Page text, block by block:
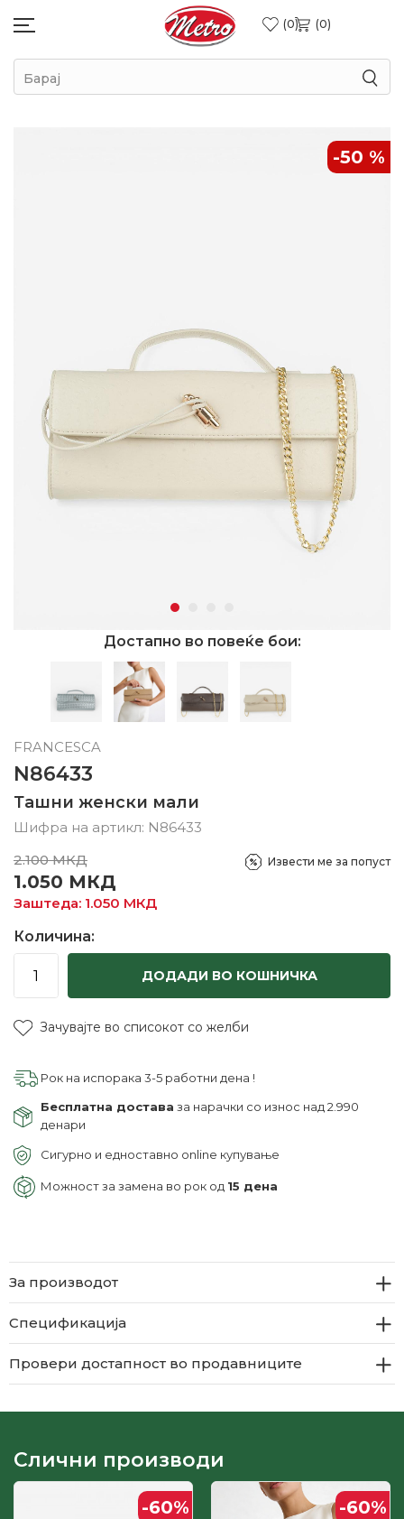
0 0
Барај
-50 %
Достапно во повеќе бои:
FRANCESCA
N86433
Ташни женски мали
Шифра на артикл: N86433
2.100 МКД
1.050 МКД
Заштеда: 1.050 МКД
Извести ме за попуст
Количина:
ДОДАДИ ВО КОШНИЧКА
Зачувајте во списокот со желби
Рок на испорака 3-5 работни дена !
Бесплатна достава за нарачки со износ над 2.990
денари
Сигурно и едноставно online купување
Можност за замена во рок од 15 дена
За производот
Спецификација
Провери достапност во продавниците
Слични производи
-60% -60%